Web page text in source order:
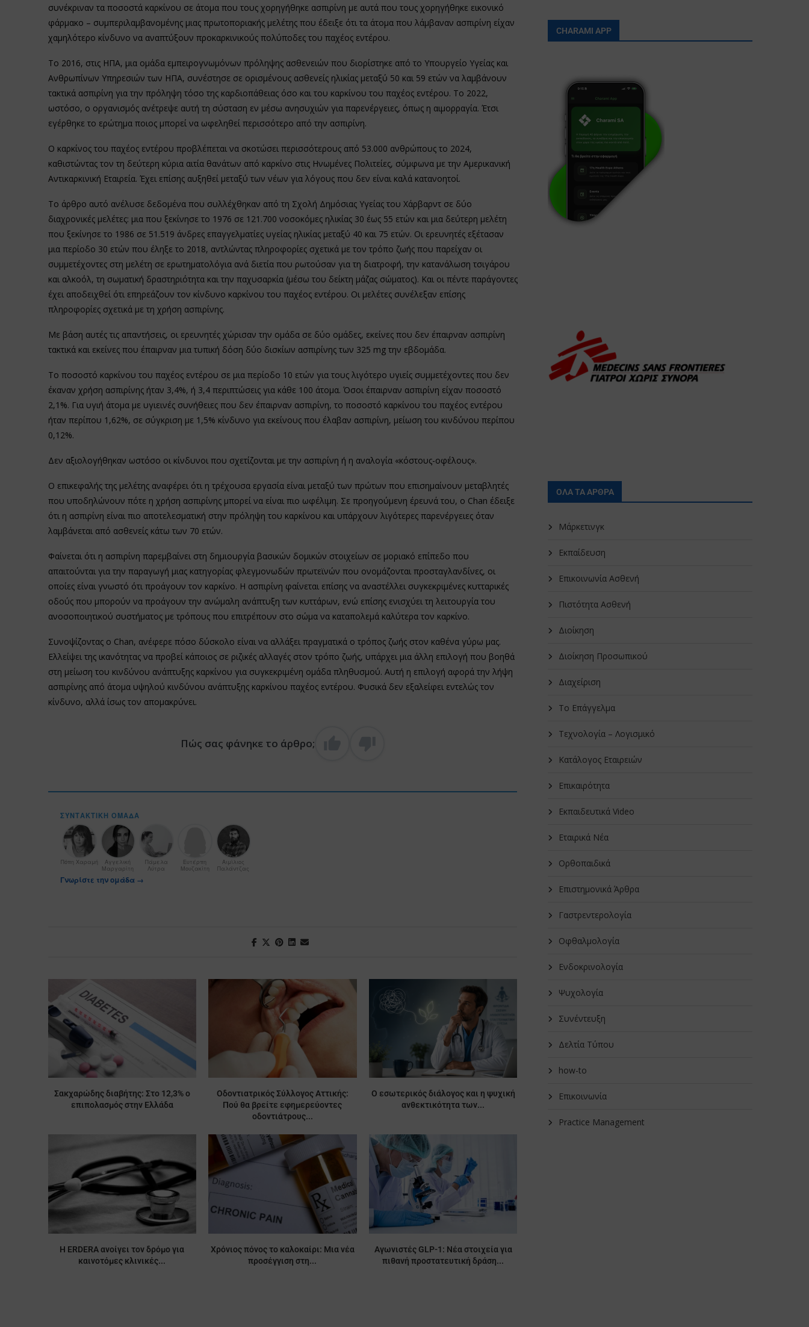
συνέκριναν τα ποσοστά καρκίνου σε άτομα που τους χορηγήθηκε ασπιρίνη με αυτά που τους χορηγήθηκε εικονικό
φάρμακο – συμπεριλαμβανομένης μιας πρωτοποριακής μελέτης που έδειξε ότι τα άτομα που λάμβαναν ασπιρίνη είχαν
χαμηλότερο κίνδυνο να αναπτύξουν προκαρκινικούς πολύποδες του παχέος εντέρου.
Το 2016, στις ΗΠΑ, μια ομάδα εμπειρογνωμόνων πρόληψης ασθενειών που διορίστηκε από το Υπουργείο Υγείας και
Ανθρωπίνων Υπηρεσιών των ΗΠΑ, συνέστησε σε ορισμένους ασθενείς ηλικίας μεταξύ 50 και 59 ετών να λαμβάνουν
τακτικά ασπιρίνη για την πρόληψη τόσο της καρδιοπάθειας όσο και του καρκίνου του παχέος εντέρου. Το 2022,
ωστόσο, ο οργανισμός ανέτρεψε αυτή τη σύσταση εν μέσω ανησυχιών για παρενέργειες, όπως η αιμορραγία. Έτσι
εγέρθηκε το ερώτημα ποιος μπορεί να ωφεληθεί περισσότερο από την ασπιρίνη.
Ο καρκίνος του παχέος εντέρου προβλέπεται να σκοτώσει περισσότερους από 53.000 ανθρώπους το 2024,
καθιστώντας τον τη δεύτερη κύρια αιτία θανάτων από καρκίνο στις Ηνωμένες Πολιτείες, σύμφωνα με την Αμερικανική
Αντικαρκινική Εταιρεία. Έχει επίσης αυξηθεί μεταξύ των νέων για λόγους που δεν είναι καλά κατανοητοί.
Το άρθρο αυτό ανέλυσε δεδομένα που συλλέχθηκαν από τη Σχολή Δημόσιας Υγείας του Χάρβαρντ σε δύο
διαχρονικές μελέτες: μια που ξεκίνησε το 1976 σε 121.700 νοσοκόμες ηλικίας 30 έως 55 ετών και μια δεύτερη μελέτη
που ξεκίνησε το 1986 σε 51.519 άνδρες επαγγελματίες υγείας ηλικίας μεταξύ 40 και 75 ετών. Οι ερευνητές εξέτασαν
μια περίοδο 30 ετών που έληξε το 2018, αντλώντας πληροφορίες σχετικά με τον τρόπο ζωής που παρείχαν οι
συμμετέχοντες στη μελέτη σε ερωτηματολόγια ανά διετία που ρωτούσαν για τη διατροφή, την κατανάλωση τσιγάρου
και αλκοόλ, τη σωματική δραστηριότητα και την παχυσαρκία (μέσω του δείκτη μάζας σώματος). Και οι πέντε παράγοντες
έχει αποδειχθεί ότι επηρεάζουν τον κίνδυνο καρκίνου του παχέος εντέρου. Οι μελέτες συνέλεξαν επίσης
πληροφορίες σχετικά με τη χρήση ασπιρίνης.
Με βάση αυτές τις απαντήσεις, οι ερευνητές χώρισαν την ομάδα σε δύο ομάδες, εκείνες που δεν έπαιρναν ασπιρίνη
τακτικά και εκείνες που έπαιρναν μια τυπική δόση δύο δισκίων ασπιρίνης των 325 mg την εβδομάδα.
Το ποσοστό καρκίνου του παχέος εντέρου σε μια περίοδο 10 ετών για τους λιγότερο υγιείς συμμετέχοντες που δεν
έκαναν χρήση ασπιρίνης ήταν 3,4%, ή 3,4 περιπτώσεις για κάθε 100 άτομα. Όσοι έπαιρναν ασπιρίνη είχαν ποσοστό
2,1%. Για υγιή άτομα με υγιεινές συνήθειες που δεν έπαιρναν ασπιρίνη, το ποσοστό καρκίνου του παχέος εντέρου
ήταν περίπου 1,62%, σε σύγκριση με 1,5% κίνδυνο για εκείνους που έλαβαν ασπιρίνη, μείωση του κινδύνου περίπου
0,12%.
Δεν αξιολογήθηκαν ωστόσο οι κίνδυνοι που σχετίζονται με την ασπιρίνη ή η αναλογία «κόστους-οφέλους».
Ο επικεφαλής της μελέτης αναφέρει ότι η τρέχουσα εργασία είναι μεταξύ των πρώτων που επισημαίνουν μεταβλητές
που υποδηλώνουν πότε η χρήση ασπιρίνης μπορεί να είναι πιο ωφέλιμη. Σε προηγούμενη έρευνά του, ο Chan έδειξε
ότι η ασπιρίνη είναι πιο αποτελεσματική στην πρόληψη του καρκίνου και υπάρχουν λιγότερες παρενέργειες όταν
λαμβάνεται από ασθενείς κάτω των 70 ετών.
Φαίνεται ότι η ασπιρίνη παρεμβαίνει στη δημιουργία βασικών δομικών στοιχείων σε μοριακό επίπεδο που
απαιτούνται για την παραγωγή μιας κατηγορίας φλεγμονωδών πρωτεϊνών που ονομάζονται προσταγλανδίνες, οι
οποίες είναι γνωστό ότι προάγουν τον καρκίνο. Η ασπιρίνη φαίνεται επίσης να αναστέλλει συγκεκριμένες κυτταρικές
οδούς που μπορούν να προάγουν την ανώμαλη ανάπτυξη των κυττάρων, ενώ επίσης ενισχύει τη λειτουργία του
ανοσοποιητικού συστήματος με τρόπους που επιτρέπουν στο σώμα να καταπολεμά καλύτερα τον καρκίνο.
Συνοψίζοντας ο Chan, ανέφερε πόσο δύσκολο είναι να αλλάξει πραγματικά ο τρόπος ζωής στον καθένα γύρω μας.
Ελλείψει της ικανότητας να προβεί κάποιος σε ριζικές αλλαγές στον τρόπο ζωής, υπάρχει μια άλλη επιλογή που βοηθά
στη μείωση του κινδύνου ανάπτυξης καρκίνου για συγκεκριμένη ομάδα πληθυσμού. Αυτή η επιλογή αφορά την λήψη
ασπιρίνης από άτομα υψηλού κινδύνου ανάπτυξης καρκίνου παχέος εντέρου. Φυσικά δεν εξαλείφει εντελώς τον
κίνδυνο, αλλά ίσως τον απομακρύνει.
Πώς σας φάνηκε το άρθρο;
ΣΥΝΤΑΚΤΙΚΉ ΟΜΆΔΑ
Πόπη Χαραμή
Αγγελική
Μαργαρίτη
Πάμελα
Λύτρα
Ευτέρπη
Μουζακίτη
Αιμίλιος
Παλάντζας
Γνωρίστε την ομάδα →
Σακχαρώδης διαβήτης: Στο 12,3% ο
επιπολασμός στην Ελλάδα
Οδοντιατρικός Σύλλογος Αττικής:
Πού θα βρείτε εφημερεύοντες
οδοντιάτρους...
Ο εσωτερικός διάλογος και η ψυχική
ανθεκτικότητα των...
Η ERDERA ανοίγει τον δρόμο για
καινοτόμες κλινικές...
Χρόνιος πόνος το καλοκαίρι: Μια νέα
προσέγγιση στη...
Αγωνιστές GLP-1: Νέα στοιχεία για
πιθανή προστατευτική δράση...
CHARAMI APP
ΟΛΑ ΤΑ ΑΡΘΡΑ
Μάρκετινγκ
Εκπαίδευση
Επικοινωνία Ασθενή
Πιστότητα Ασθενή
Διοίκηση
Διοίκηση Προσωπικού
Διαχείριση
Το Επάγγελμα
Τεχνολογία – Λογισμικό
Κατάλογος Εταιρειών
Επικαιρότητα
Εκπαιδευτικά Video
Εταιρικά Νέα
Oρθοπαιδικά
Επιστημονικά Άρθρα
Γαστρεντερολογία
Οφθαλμολογία
Ενδοκρινολογία
Ψυχολογία
Συνέντευξη
Δελτία Τύπου
how-to
Επικοινωνία
Practice Management